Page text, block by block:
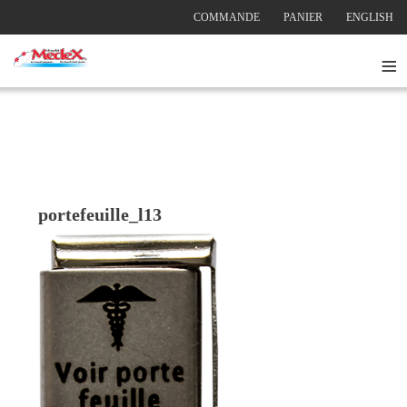
COMMANDE PANIER ENGLISH
≡
portefeuille_l13